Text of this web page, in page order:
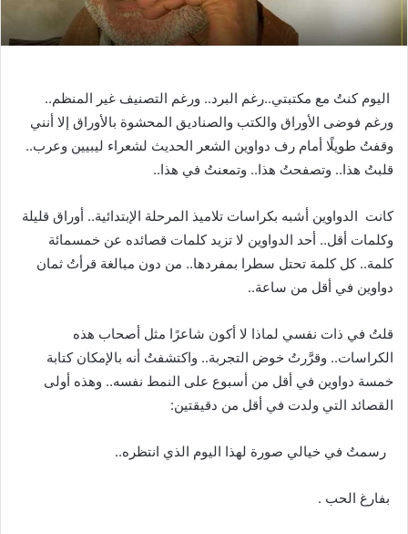
اليوم كنتُ مع مكتبتي..رغم البرد.. ورغم التصنيف غير المنظم..
ورغم فوضى الأوراق والكتب والصناديق المحشوة بالأوراق إلا أنني
وقفتُ طويلًا أمام رف دواوين الشعر الحديث لشعراء ليبيين وعرب..
قلبتُ هذا.. وتصفحتُ هذا.. وتمعنتُ في هذا..
كانت الدواوين أشبه بكراسات تلاميذ المرحلة الإبتدائية.. أوراق قليلة
وكلمات أقل.. أحد الدواوين لا تزيد كلمات قصائده عن خمسمائة
كلمة..كل كلمة تحتل سطرا بمفردها.. من دون مبالغة قرأتُ ثمان
دواوين في أقل من ساعة..
قلتُ في ذات نفسي لماذا لا أكون شاعرًا مثل أصحاب هذه
الكراسات.. وقرَّرتُ خوض التجربة.. واكتشفتُ أنه بالإمكان كتابة
خمسة دواوين في أقل من أسبوع على النمط نفسه.. وهذه أولى
القصائد التي ولدت في أقل من دقيقتين:
رسمتُ في خيالي صورة لهذا اليوم الذي انتظره..
بفارغ الحب .